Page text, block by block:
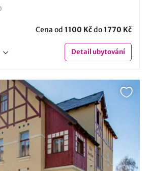
Cena od 1100 Kčdo1770 Kč
Detailubytování